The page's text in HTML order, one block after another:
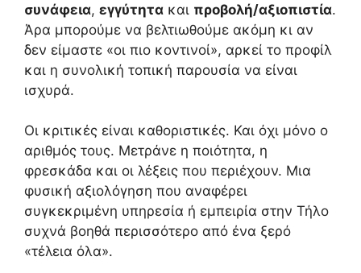
συνάφεια, εγγύτητα και προβολή/αξιοπιστία.
Άρα μπορούμε να βελτιωθούμε ακόμη κι αν
δεν είμαστε «οι πιο κοντινοί», αρκεί το προφίλ
και η συνολική τοπική παρουσία να είναι
ισχυρά.
Οι κριτικές είναι καθοριστικές. Και όχι μόνο ο
αριθμός τους. Μετράνε η ποιότητα, η
φρεσκάδα και οι λέξεις που περιέχουν. Μια
φυσική αξιολόγηση που αναφέρει
συγκεκριμένη υπηρεσία ή εμπειρία στην Τήλο
συχνά βοηθά περισσότερο από ένα ξερό
«τέλεια όλα».